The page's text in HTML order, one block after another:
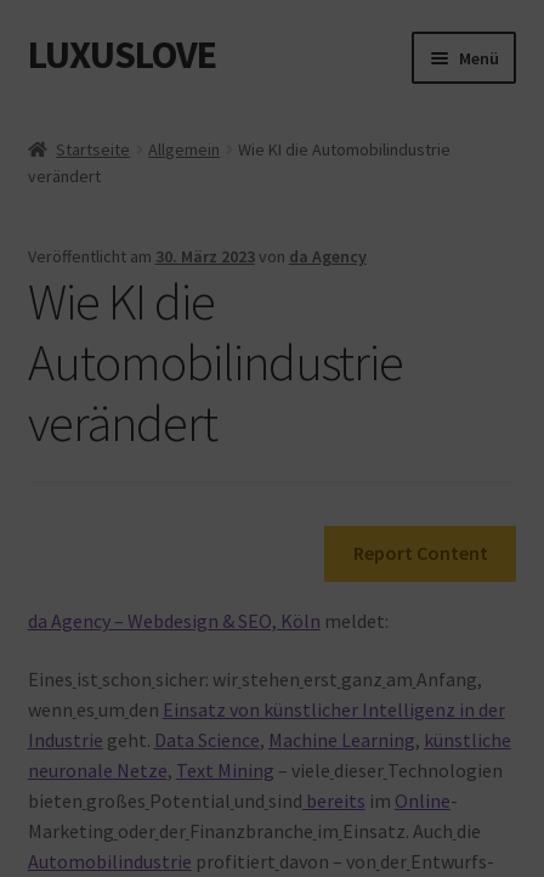
Zur
Navigation
Zum
Inhalt
LUXUSLOVE Menü
Cookie-Richtlinie (EU)
Datenschutz
Impressum
Kasse
Mein Konto
Startseite Allgemein
Wie KI die Automobilindustrie
verändert
Veröffentlicht am 30. März 2023von da Agency
Wie KI die
Automobilindustrie
verändert
Report Content
da Agency – Webdesign & SEO, Köln meldet:
Eines ist schon sicher: wir stehen erst ganz am Anfang,
wenn es um den Einsatz von künstlicher Intelligenz in der
Industrie geht. Data Science, Machine Learning, künstliche
neuronale Netze, Text Mining – viele dieser Technologien
bieten großes Potential und sind bereits im Online-
Marketing oder der Finanzbranche im Einsatz. Auch die
Automobilindustrie profitiert davon – von der Entwurfs-